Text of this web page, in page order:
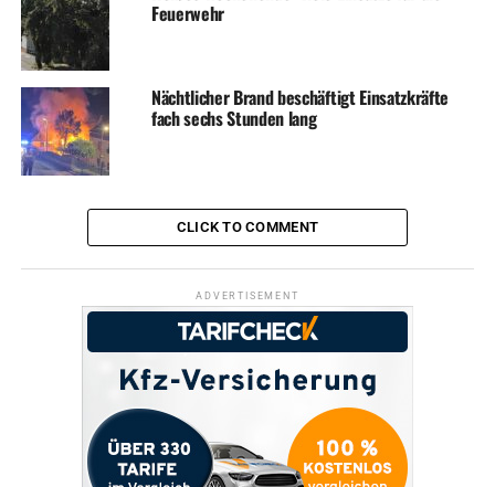
Foto: Polizei
RELATED TOPICS: WAFFEN
UP NEXT
Adventsmarkt bei der ev. Stiftung
Feuerwehr
Nächtlicher Brand beschäftigt Einsatzkräfte
fach sechs Stunden lang
CLICK TO COMMENT
ADVERTISEMENT